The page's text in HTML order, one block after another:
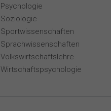
Psychologie
Soziologie
Sportwissenschaften
Sprachwissenschaften
Volkswirtschaftslehre
Wirtschaftspsychologie